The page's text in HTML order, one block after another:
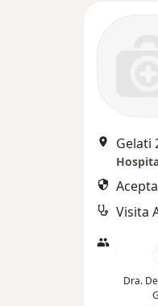
Gelati
Visita
Dra.